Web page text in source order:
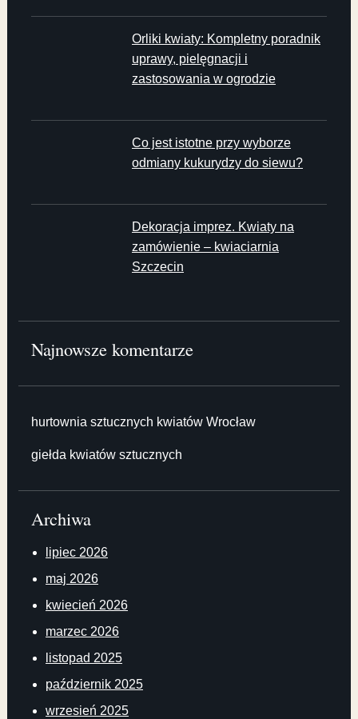
Orliki kwiaty: Kompletny poradnik
uprawy, pielęgnacji i
zastosowania w ogrodzie
Co jest istotne przy wyborze
odmiany kukurydzy do siewu?
Dekoracja imprez. Kwiaty na
zamówienie – kwiaciarnia
Szczecin
Najnowsze komentarze
hurtownia sztucznych kwiatów Wrocław
giełda kwiatów sztucznych
Archiwa
lipiec 2026
maj 2026
kwiecień 2026
marzec 2026
listopad 2025
październik 2025
wrzesień 2025